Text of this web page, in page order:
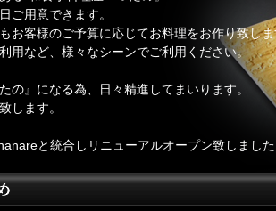
ご用意できます。
お客様のご予算に応じてお料理をお作り致し
用など、様々なシーンでご利用ください。
の』になる為、日々精進してまいります。
します。
と統合しリニューアルオープン致しまし